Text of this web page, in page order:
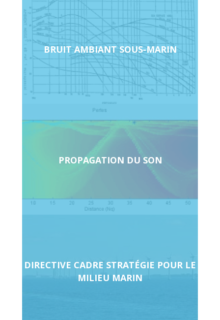
relation
BRUIT AMBIANT SOUS-MARIN
PROPAGATION DU SON
DIRECTIVE CADRE STRATÉGIE POUR LE
MILIEU MARIN